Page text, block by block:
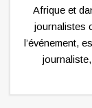
Afrique et
journalistes
l’événement,